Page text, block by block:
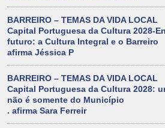
BARREIRO – TEMAS DA VIDA LOCAL
Capital Portuguesa da Cultura 2028-
futuro: a Cultura Integral e o Barreiro
afirma Jéssica P
BARREIRO – TEMAS DA VIDA LOCAL
Capital Portuguesa da Cultura 2028:
não é somente do Município
. afirma Sara Ferreir